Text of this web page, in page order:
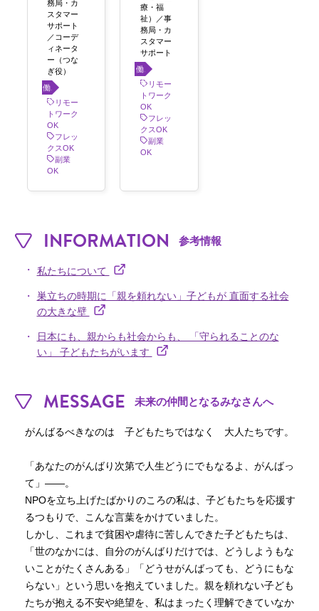
務局・カ
スタマー
サポート
／コーデ
ィネータ
ー（つな
ぎ役）
働き
方 リモー
トワーク
OK
フレッ
クスOK
副業
OK
療・福
祉）／事
務局・カ
スタマー
サポート
働き
方 リモー
トワーク
OK
フレッ
クスOK
副業
OK
︎︎ INFORMATION ︎ 参考情報
・ 私たちについて
・
巣立ちの時期に「親を頼れない」子どもが 直面する社会
の大きな壁
・
日本にも、親からも社会からも、 「守られることのな
い」 子どもたちがいます
︎︎ MESSAGE ︎︎ 未来の仲間となるみなさんへ
がんばるべきなのは　子どもたちではなく　大人たちです。
「あなたのがんばり次第で人生どうにでもなるよ、がんばっ
て」――。
NPOを立ち上げたばかりのころの私は、子どもたちを応援す
るつもりで、こんな言葉をかけていました。
しかし、これまで貧困や虐待に苦しんできた子どもたちは、
「世のなかには、自分のがんばりだけでは、どうしようもな
いことがたくさんある」「どうせがんばっても、どうにもな
らない」という思いを抱えていました。親を頼れない子ども
たちが抱える不安や絶望を、私はまったく理解できていなか